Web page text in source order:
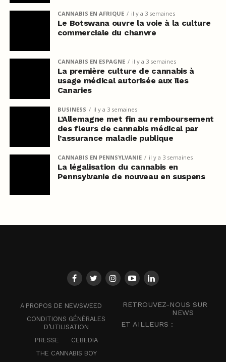
CANNABIS EN AFRIQUE il y a 3 semaines
Le Botswana ouvre la voie à la culture
commerciale du chanvre
CANNABIS EN ESPAGNE il y a 3 semaines
La première culture de cannabis à
usage médical autorisée aux îles
Canaries
BUSINESS il y a 3 semaines
L’Allemagne met fin au remboursement
des fleurs de cannabis médical par
l’assurance maladie publique
CANNABIS EN PENNSYLVANIE il y a 3 semaines
La légalisation du cannabis en
Pennsylvanie de nouveau en suspens
A PROPOS DE NEWSWEED
CONDITIONS GÉNÉRALES
D’UTILISATION
PRESSE
CEBEDIA
THE CANNABIS BOY
RETROUVEZ-NOUS SUR
NEWS
ET AILLEURS :